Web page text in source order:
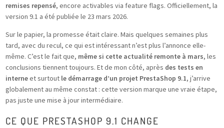
remises repensé, encore activables via feature flags. Officiellement, la
version 9.1 a été publiée le 23 mars 2026.
Sur le papier, la promesse était claire. Mais quelques semaines plus
tard, avec du recul, ce qui est intéressant n’est plus l’annonce elle-
même. C’est le fait que, même si cette actualité remonte à mars, les
conclusions tiennent toujours. Et de mon côté, après des tests en
interneet surtout le démarrage d’un projet PrestaShop 9.1, j’arrive
globalement au même constat : cette version marque une vraie étape,
pas juste une mise à jour intermédiaire.
CE QUE PRESTASHOP 9.1 CHANGE